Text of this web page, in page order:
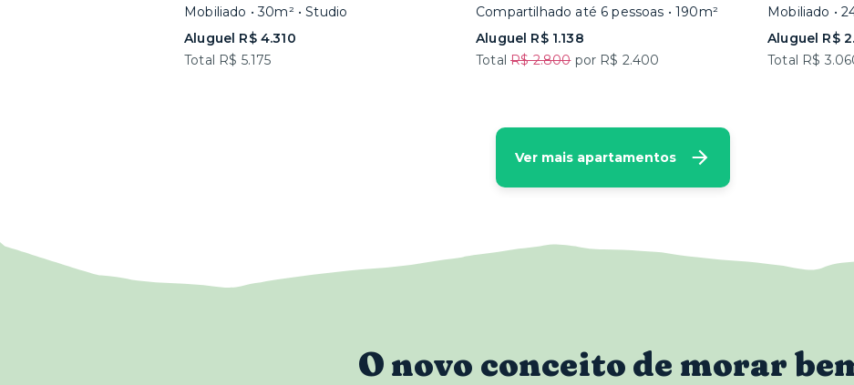
Mobiliado • 30m² • Studio
Aluguel R$ 4.310
Total R$ 5.175
Compartilhado até 6 pessoas • 190m²
Aluguel R$ 1.138
TotalR$ 2.800por R$ 2.400
Mobiliado •
Aluguel R$
Total R$
Ver mais apartamentos
O novo conceito de morar